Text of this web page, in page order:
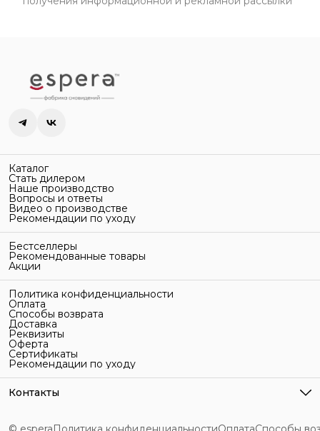
Каталог
Стать дилером
Наше производство
Вопросы и ответы
Видео о производстве
Рекомендации по уходу
Бестселлеры
Рекомендованные товары
Акции
Политика конфиденциальности
Оплата
Способы возврата
Доставка
Реквизиты
Оферта
Сертификаты
Рекомендации по уходу
Контакты